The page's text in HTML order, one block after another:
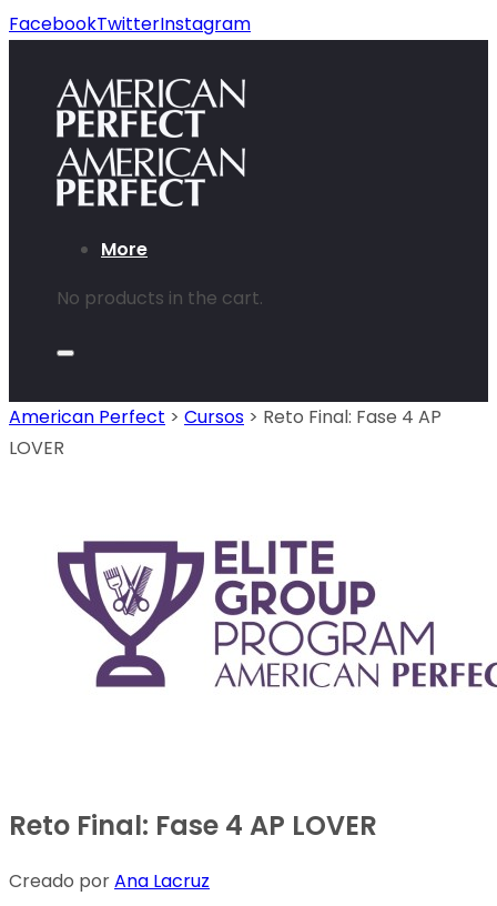
FacebookTwitterInstagram
More
No products in the cart.
American Perfect > Cursos > Reto Final: Fase 4 AP
LOVER
Reto Final: Fase 4 AP LOVER
Creado porAna Lacruz